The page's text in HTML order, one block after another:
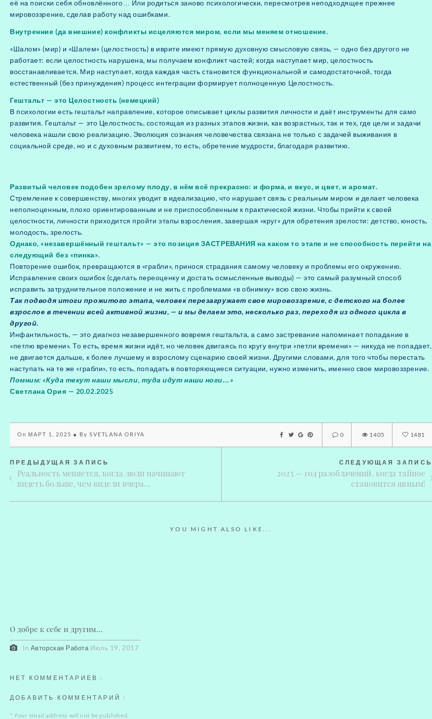
её на поиски себя обновлённого… Или родиться заново психологически, пересмотрев неподходящее прежнее
мировоззрение, сделав работу над ошибками.
Внутренние (да внешние) конфликты исцеляются миром, если мы меняем отношение.
«Шалом» (мир) и «Шалем» (целостность) в иврите имеют прямую духовную смысловую связь, — одно без другого не
работает: если целостность нарушена, мы получаем конфликт частей; когда наступает мир, целостность
восстанавливается. Мир наступает, когда каждая часть становится функциональной и самодостаточной, тогда
естественный (без принуждения) процесс интеграции формирует полноценную Целостность.
Гештальт — это Целостность (немецкий)
В психологии есть гештальт направление, которое описывает циклы развития личности и даёт инструменты для само
развития. Гештальт — это Целостность, состоящая из разных этапов жизни, как возрастных, так и тех, где цели и задачи
человека нашли свою реализацию. Эволюция сознания человечества связана не только с задачей выживания в
социальной среде, но и с духовным развитием, то есть, обретение мудрости, благодаря развитию.
Развитый человек подобен зрелому плоду, в нём всё прекрасно: и форма, и вкус, и цвет, и аромат.
Стремление к совершенству, многих уводит в идеализацию, что нарушает связь с реальным миром и делает человека
неполноценным, плохо ориентированным и не приспособленным к практической жизни. Чтобы прийти к своей
целостности, личности приходится пройти этапы взросления, завершая «круг» для обретения зрелости: детство, юность,
молодость, зрелость.
Однако, «незавершённый гештальт» — это позиция ЗАСТРЕВАНИЯ на каком то этапе и не способность перейти на
следующий без «пинка».
Повторение ошибок, превращаются в «грабли», принося страдания самому человеку и проблемы его окружению.
Исправление своих ошибок (сделать переоценку и достать осмысленные выводы) — это самый разумный способ
исправить затруднительное положение и не жить с проблемами «в обнимку» всю свою жизнь.
Так подводя итоги прожитого этапа, человек перезагружает свое мировоззрение, с детского на более
взрослое в течении всей активной жизни, — и мы делаем это, несколько раз, переходя из одного цикла в
другой.
Инфантильность, — это диагноз незавершенного вовремя гештальта, а само застревание напоминает попадание в
«петлю времени». То есть, время жизни идёт, но человек двигаясь по кругу внутри «петли времени» — никуда не попадает,
не двигается дальше, к более лучшему и взрослому сценарию своей жизни. Другими словами, для того чтобы перестать
наступать на те же «грабли», то есть, попадать в повторяющиеся ситуации, нужно изменить, именно свое мировоззрение.
Помним: «Куда текут наши мысли, туда идут наши ноги…»
Светлана Ория — 20.02.2025
On МАРТ 1, 2025 BySVETLANA ORIYA 0 1405 1481
ПРЕДЫДУЩАЯ ЗАПИСЬ
Реальность меняется, когда люди начинают
видеть больше, чем видели вчера…
СЛЕДУЮЩАЯ ЗАПИСЬ
2025 — год разоблачений, когда тайное
становится явным!
YOU MIGHT ALSO LIKE...
О добре к себе и другим…
In Авторская Работа Июль 19, 2017
НЕТ КОММЕНТАРИЕВ :
ДОБАВИТЬ КОММЕНТАРИЙ :
* Your email address will not be published.